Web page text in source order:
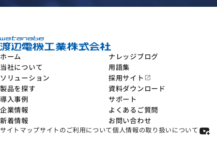
ホーム
当社について
ソリューション
製品を探す
導入事例
企業情報
新着情報
ナレッジブログ
用語集
採用サイト open_in_new
資料ダウンロード
サポート
よくあるご質問
お問い合わせ
サイトマップサイトのご利用について個人情報の取り扱いについて